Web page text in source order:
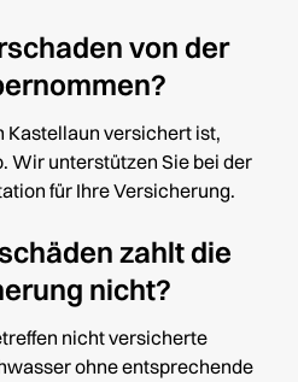
von der
Kastellaun versichert ist,
Wir unterstützen Sie bei der
für Ihre Versicherung.
zahlt die
nicht?
nicht versicherte
ohne entsprechende